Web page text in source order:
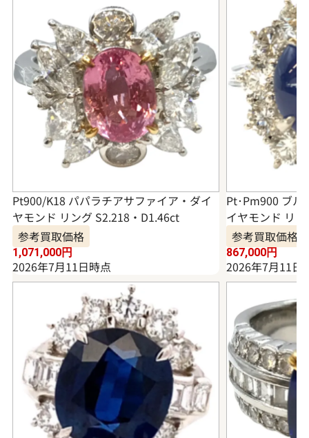
Pt900/K18 パパラチアサファイア・ダイ
ヤモンド リング S2.218・D1.46ct
参考買取価格
1,071,000円
2026年7月11日時点
Pt･Pm900 ブル
イヤモンド リ
参考買取価格
867,000円
2026年7月11日